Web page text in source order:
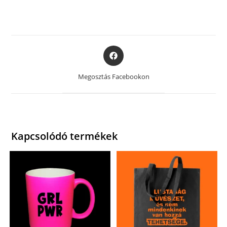
Opens
in
a
Megosztás Facebookon
Kapcsolódó termékek